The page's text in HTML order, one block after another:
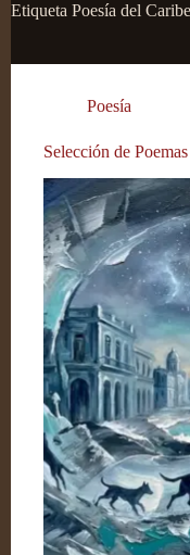
Etiqueta Poesía del Caribe
Poesía
Selección de